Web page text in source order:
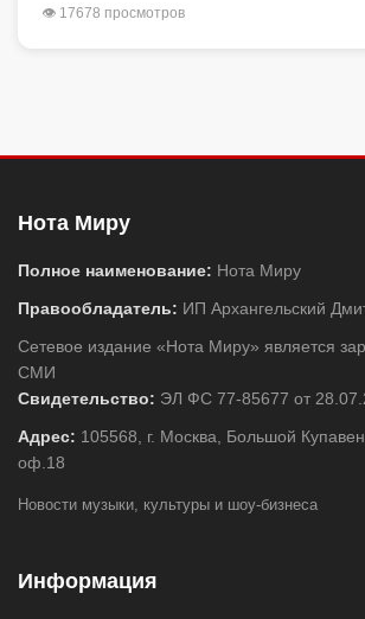
👁 17678 просмотров
Нота Миру
Полное наименование: Нота Миру
Правообладатель: ИП Архангельский
Сетевое издание «Нота Миру» является
СМИ
Свидетельство: ЭЛ ФС 77-85677 от
Адрес: 105568, г. Москва, Большой
оф.18
Новости музыки, культуры и шоу-бизнеса
Информация